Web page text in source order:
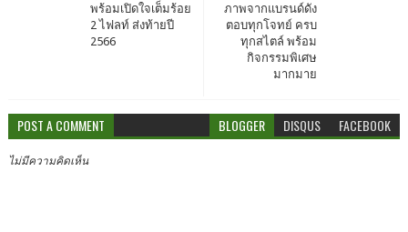
ภาพจากแบรนด์ดัง
ตอบทุกโจทย์ ครบ
ทุกสไตล์ พร้อม
กิจกรรมพิเศษ
มากมาย
พร้อมเปิดใจเต็มร้อย
2 ไฟลท์ ส่งท้ายปี
2566
POST A COMMENT BLOGGER DISQUS FACEBOOK
ไม่มีความคิดเห็น